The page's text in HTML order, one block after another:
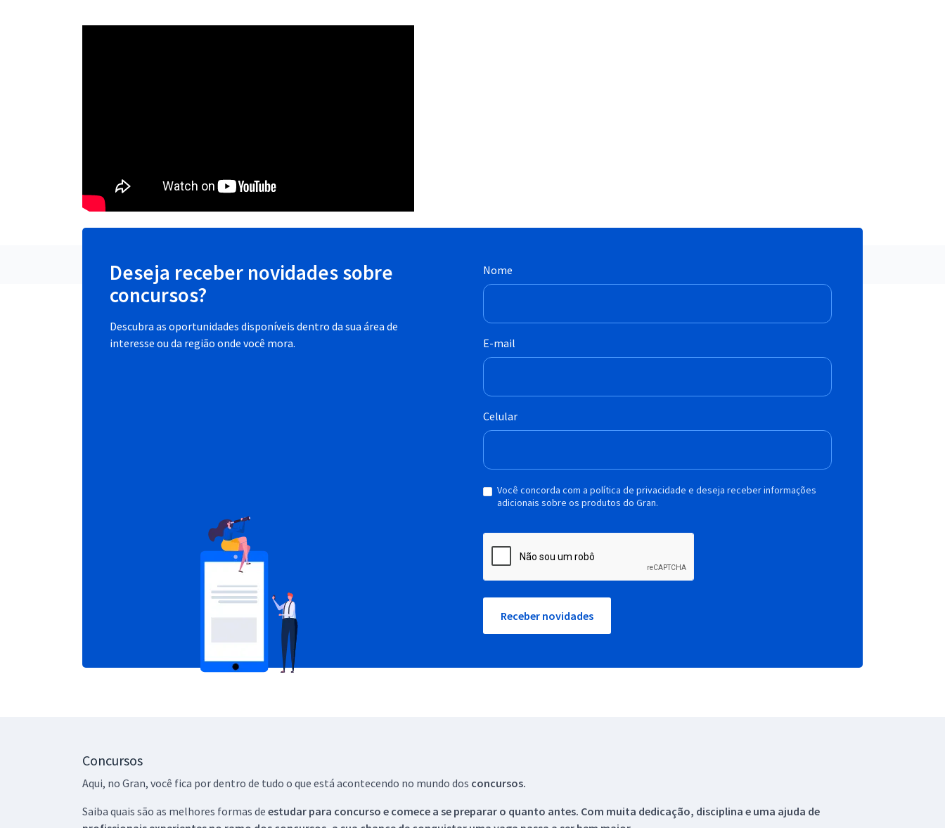
Deseja receber novidades sobre
concursos?
Descubra as oportunidades disponíveis dentro da sua área de
interesse ou da região onde você mora.
Nome
E-mail
Celular
Você concorda com a política de privacidade e deseja receber informações
adicionais sobre os produtos do Gran.
Receber novidades
Concursos
Aqui, no Gran, você fica por dentro de tudo o que está acontecendo no mundo dos concursos.
Saiba quais são as melhores formas de estudar para concurso e comece a se preparar o quanto antes. Com muita dedicação, disciplina e uma ajuda de